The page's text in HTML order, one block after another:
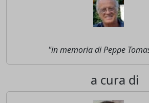
"in memoria di Peppe
a cura di